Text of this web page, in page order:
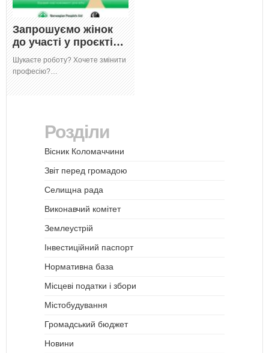
Запрошуємо жінок
до участі у проєкті…
Шукаєте роботу? Хочете змінити
професію?…
Розділи
Вісник Коломаччини
Звіт перед громадою
Селищна рада
Виконавчий комітет
Землеустрій
Інвестиційний паспорт
Нормативна база
Місцеві податки і збори
Містобудування
Громадський бюджет
Новини